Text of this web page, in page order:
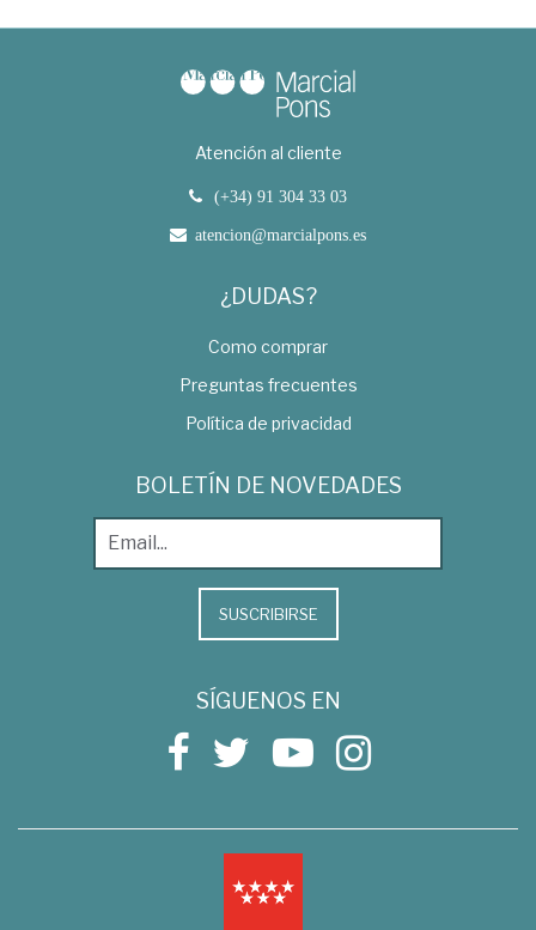
Atención al cliente
(+34) 91 304 33 03
atencion@marcialpons.es
¿DUDAS?
Como comprar
Preguntas frecuentes
Política de privacidad
BOLETÍN DE NOVEDADES
SUSCRIBIRSE
SÍGUENOS EN